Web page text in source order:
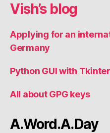
Vish’s blog
Applying for an
Germany
Python GUI with Tkinter
All about GPG keys
A.Word.A.Day